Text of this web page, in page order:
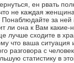
ен рвать
не каждая
Понаблюдайте за ней
ли она к Вам какие-
лучше сходите в
что ваша ситуация
разговора с
статистику в